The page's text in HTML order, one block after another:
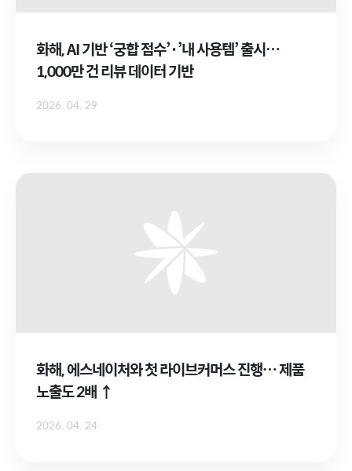
화해, AI 기반 ‘궁합 점수’·’내 사용템’ 출시…
1,000만 건 리뷰 데이터 기반
2026. 04. 29
화해, 에스네이처와 첫 라이브커머스 진행… 제품
노출도 2배 ↑
2026. 04. 24